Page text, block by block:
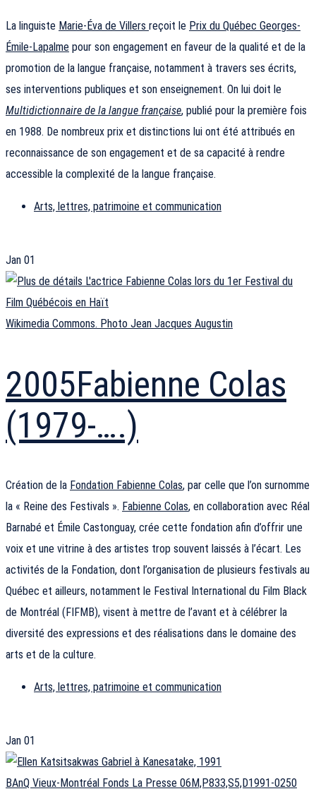
La linguiste Marie-Éva de Villers reçoit le Prix du Québec Georges-
Émile-Lapalme pour son engagement en faveur de la qualité et de la
promotion de la langue française, notamment à travers ses écrits,
ses interventions publiques et son enseignement. On lui doit le
Multidictionnaire de la langue française, publié pour la première fois
en 1988. De nombreux prix et distinctions lui ont été attribués en
reconnaissance de son engagement et de sa capacité à rendre
accessible la complexité de la langue française.
Arts, lettres, patrimoine et communication
Jan 01
Wikimedia Commons. Photo Jean Jacques Augustin
2005Fabienne Colas
(1979-….)
Création de la Fondation Fabienne Colas, par celle que l’on surnomme
la « Reine des Festivals ». Fabienne Colas, en collaboration avec Réal
Barnabé et Émile Castonguay, crée cette fondation afin d’offrir une
voix et une vitrine à des artistes trop souvent laissés à l’écart. Les
activités de la Fondation, dont l’organisation de plusieurs festivals au
Québec et ailleurs, notamment le Festival International du Film Black
de Montréal (FIFMB), visent à mettre de l’avant et à célébrer la
diversité des expressions et des réalisations dans le domaine des
arts et de la culture.
Arts, lettres, patrimoine et communication
Jan 01
BAnQ Vieux-Montréal Fonds La Presse 06M,P833,S5,D1991-0250